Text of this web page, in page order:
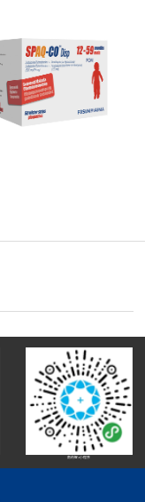
南药智+小程序